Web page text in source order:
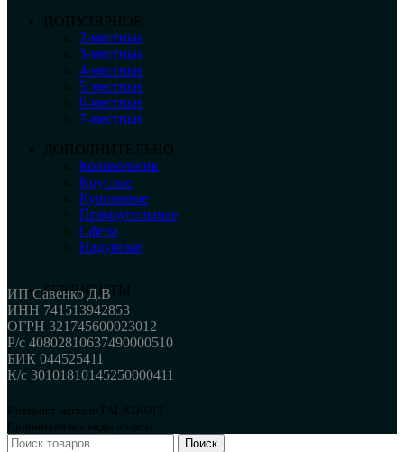
ПОПУЛЯРНОЕ
2-местные
3-местные
4-местные
5-местные
6-местные
7-местные
ДОПОЛНИТЕЛЬНО
Колокольчик
Круглые
Купольные
Прямоугольные
Сфера
Надувные
РЕКВИЗИТЫ
ИП Савенко Д.В
ИНН 741513942853
ОГРН 321745600023012
Р/с 40802810637490000510
БИК 044525411
К/с 30101810145250000411
Интернет магазин PALATKOFF
Принимаем все виды оплаты.
Поиск